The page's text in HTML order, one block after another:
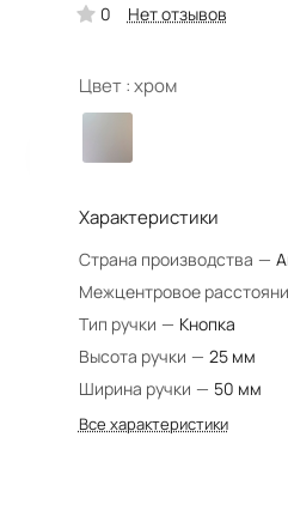
0 Нет отзывов
Цвет :хром
Характеристики
Страна производства —
Межцентровое
Тип ручки — Кнопка
Высота ручки — 25 мм
Ширина ручки — 50 мм
Все характеристики